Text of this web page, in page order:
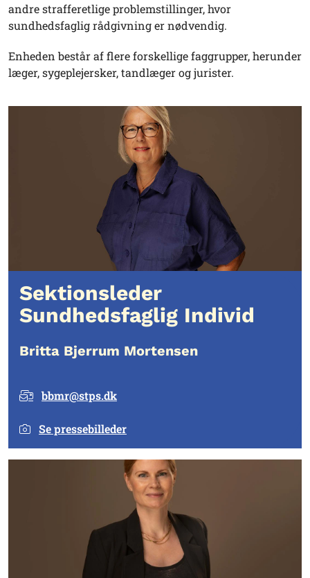
andre strafferetlige problemstillinger, hvor
sundhedsfaglig rådgivning er nødvendig.
Enheden består af flere forskellige faggrupper, herunder
læger, sygeplejersker, tandlæger og jurister.
Sektionsleder
Sundhedsfaglig Individ
Britta Bjerrum Mortensen
bbmr@stps.dk
Se pressebilleder